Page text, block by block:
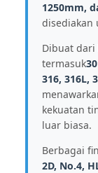
1250mm,
disediakan
Dibuat dari
termasuk
316, 316L,
kekuatan
luar biasa.
Berbagai
2D, No.4,